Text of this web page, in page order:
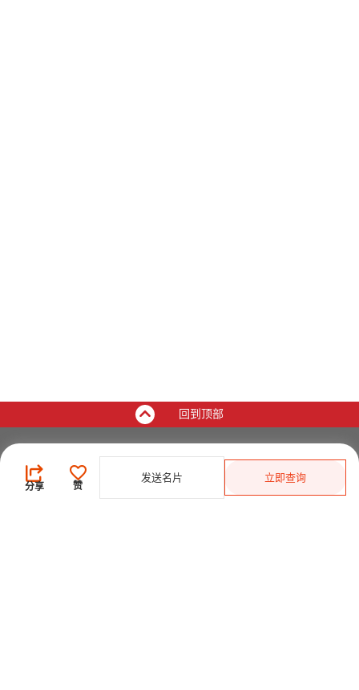
分享 赞
发送名片 立即查询
回到顶部
登录/ 免费注册